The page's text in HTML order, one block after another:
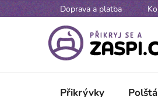
Přejít na obsahDoprava a platba
Přikrývky